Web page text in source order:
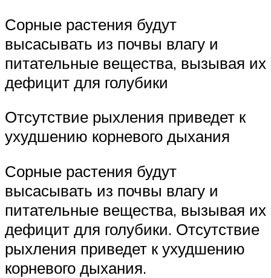
Сорные растения будут
высасывать из почвы влагу и
питательные вещества, вызывая их
дефицит для голубики
Отсутствие рыхления приведет к
ухудшению корневого дыхания
Сорные растения будут
высасывать из почвы влагу и
питательные вещества, вызывая их
дефицит для голубики. Отсутствие
рыхления приведет к ухудшению
корневого дыхания.